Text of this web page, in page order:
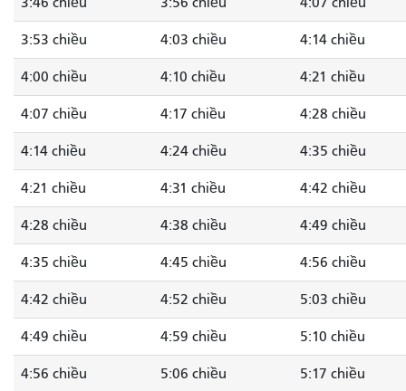
3:53 chiều 4:03 chiều 4:14 chiều
4:00 chiều 4:10 chiều 4:21 chiều
4:07 chiều 4:17 chiều 4:28 chiều
4:14 chiều 4:24 chiều 4:35 chiều
4:21 chiều 4:31 chiều 4:42 chiều
4:28 chiều 4:38 chiều 4:49 chiều
4:35 chiều 4:45 chiều 4:56 chiều
4:42 chiều 4:52 chiều 5:03 chiều
4:49 chiều 4:59 chiều 5:10 chiều
4:56 chiều 5:06 chiều 5:17 chiều